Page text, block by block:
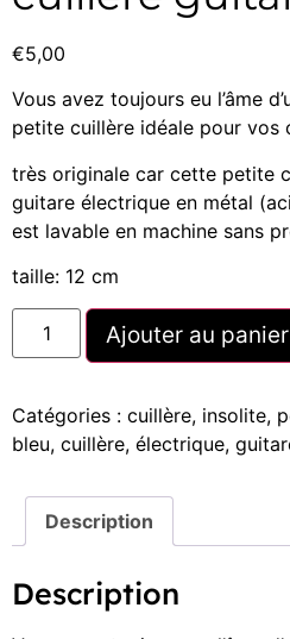
€5,00
Vous avez toujours eu l’âme
petite cuillère idéale pour
très originale car cette petite
guitare électrique en métal
est lavable en machine sans
taille: 12 cm
Ajouter au panier
Catégories : cuillère, insolite,
bleu, cuillère, électrique,
Description
Description